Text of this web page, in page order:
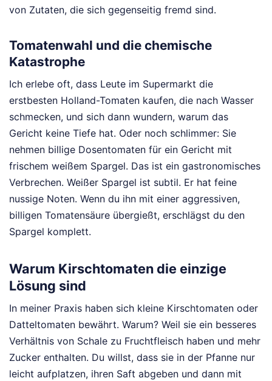
von Zutaten, die sich gegenseitig fremd sind.
Tomatenwahl und die chemische
Katastrophe
Ich erlebe oft, dass Leute im Supermarkt die
erstbesten Holland-Tomaten kaufen, die nach Wasser
schmecken, und sich dann wundern, warum das
Gericht keine Tiefe hat. Oder noch schlimmer: Sie
nehmen billige Dosentomaten für ein Gericht mit
frischem weißem Spargel. Das ist ein gastronomisches
Verbrechen. Weißer Spargel ist subtil. Er hat feine
nussige Noten. Wenn du ihn mit einer aggressiven,
billigen Tomatensäure übergießt, erschlägst du den
Spargel komplett.
Warum Kirschtomaten die einzige
Lösung sind
In meiner Praxis haben sich kleine Kirschtomaten oder
Datteltomaten bewährt. Warum? Weil sie ein besseres
Verhältnis von Schale zu Fruchtfleisch haben und mehr
Zucker enthalten. Du willst, dass sie in der Pfanne nur
leicht aufplatzen, ihren Saft abgeben und dann mit